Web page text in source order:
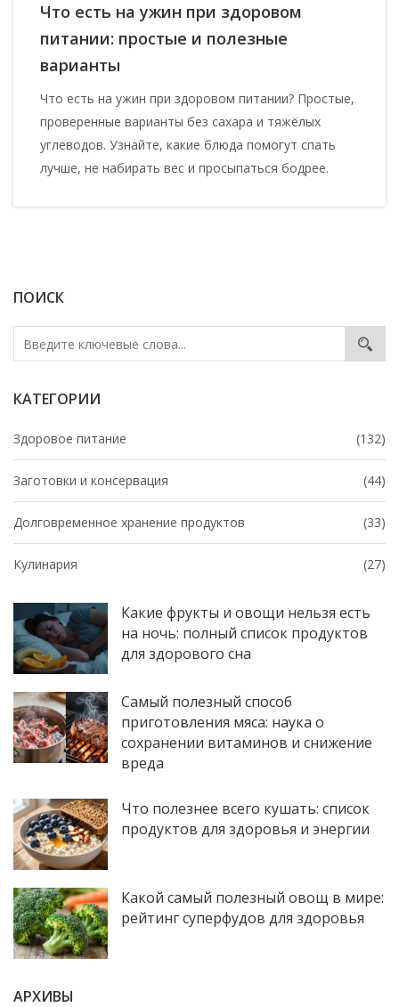
ПОИСК
КАТЕГОРИИ
Здоровое питание (132)
Заготовки и консервация (44)
Долговременное хранение продуктов (33)
Кулинария (27)
Какие фрукты и овощи нельзя есть
на ночь: полный список продуктов
для здорового сна
Самый полезный способ
приготовления мяса: наука о
сохранении витаминов и снижение
вреда
Что полезнее всего кушать: список
продуктов для здоровья и энергии
Какой самый полезный овощ в мире:
рейтинг суперфудов для здоровья
АРХИВЫ
Что есть на ужин при здоровом
питании: простые и полезные
варианты
Что есть на ужин при здоровом питании? Простые,
проверенные варианты без сахара и тяжёлых
углеводов. Узнайте, какие блюда помогут спать
лучше, не набирать вес и просыпаться бодрее.